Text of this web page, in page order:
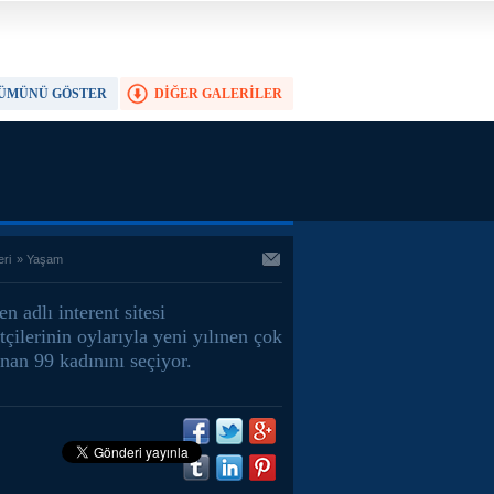
DİĞER GALERİLER
GÖSTER
» Yaşam
adlı interent sitesi
oylarıyla yeni yılınen çok
99 kadınını seçiyor.